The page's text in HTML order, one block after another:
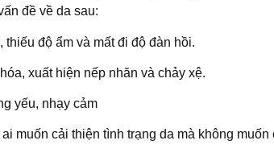
đề về da sau:
thiếu độ ẩm và mất đi độ đàn hồi.
xuất hiện nếp nhăn và chảy xệ.
yếu, nhạy cảm
muốn cải thiện tình trạng da mà không